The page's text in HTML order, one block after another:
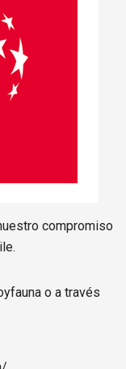
compromiso
o a través